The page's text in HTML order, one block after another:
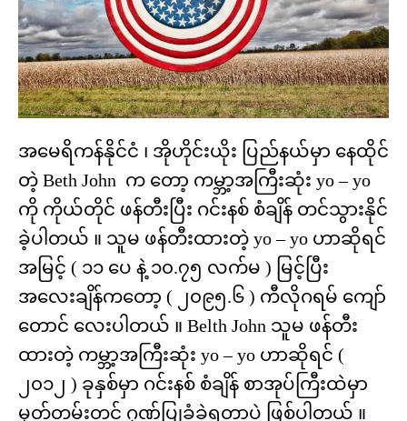
အမေရိကန်နိုင်ငံ ၊ အိုဟိုင်းယိုး ပြည်နယ်မှာ နေထိုင်
တဲ့ Beth John က တော့ ကမ္ဘာ့အကြီးဆုံး yo – yo
ကို ကိုယ်တိုင် ဖန်တီးပြီး ဂင်းနစ် စံချိန် တင်သွားနိုင်
ခဲ့ပါတယ် ။ သူမ ဖန်တီးထားတဲ့ yo – yo ဟာဆိုရင်
အမြင့် ( ၁၁ ပေ နဲ့ ၁၀.၇၅ လက်မ ) မြင့်ပြီး
အလေးချိန်ကတော့ ( ၂၀၉၅.၆ ) ကီလိုဂရမ် ကျော်
တောင် လေးပါတယ် ။ Belth John သူမ ဖန်တီး
ထားတဲ့ ကမ္ဘာ့အကြီးဆုံး yo – yo ဟာဆိုရင် (
၂၀၁၂ ) ခုနှစ်မှာ ဂင်းနစ် စံချိန် စာအုပ်ကြီးထဲမှာ
မှတ်တမ်းတင် ဂုဏ်ပြုခံခဲ့ရတာပဲ ဖြစ်ပါတယ် ။